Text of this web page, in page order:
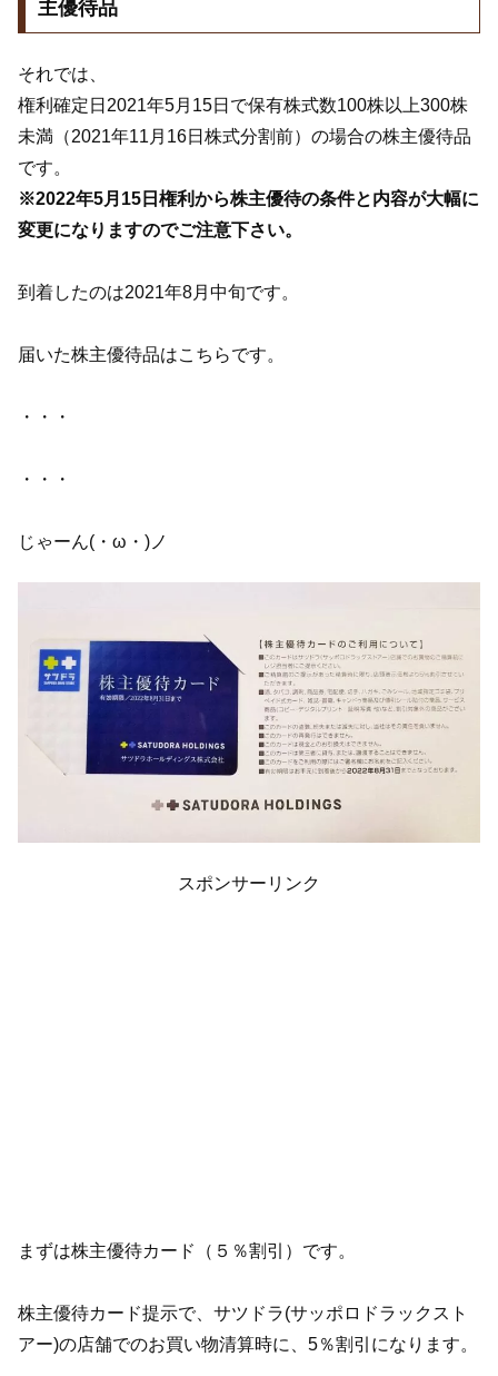
主優待品
それでは、
権利確定日2021年5月15日で保有株式数100株以上300株
未満（2021年11月16日株式分割前）の場合の株主優待品
です。
※2022年5月15日権利から株主優待の条件と内容が大幅に
変更になりますのでご注意下さい。
到着したのは2021年8月中旬です。
届いた株主優待品はこちらです。
・・・
・・・
じゃーん(・ω・)ノ
スポンサーリンク
まずは株主優待カード（５％割引）です。
株主優待カード提示で、サツドラ(サッポロドラックスト
アー)の店舗でのお買い物清算時に、5％割引になります。